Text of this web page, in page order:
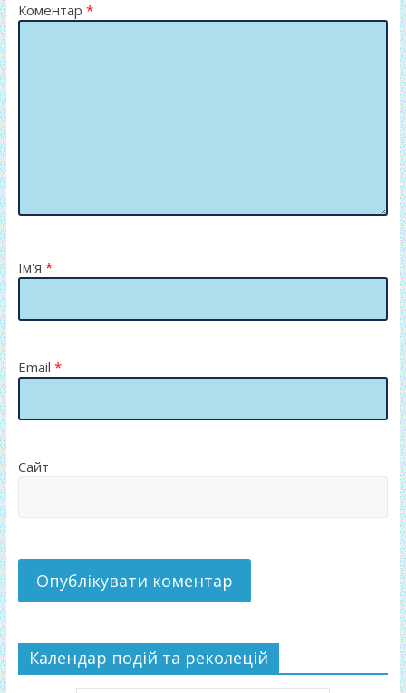
Коментар *
Ім'я *
Email *
Сайт
Календар подій та реколецій